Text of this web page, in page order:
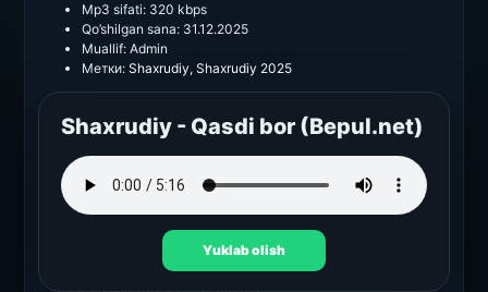
Mp3 sifati: 320 kbps
Qo’shilgan sana: 31.12.2025
Muallif: Admin
Метки: Shaxrudiy, Shaxrudiy 2025
Shaxrudiy - Qasdi bor (Bepul.net)
Yuklab olish